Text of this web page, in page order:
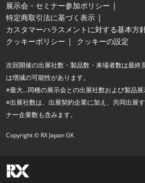
展示会・セミナー参加ポリシー
特定商取引法に基づく表示
カスタマーハラスメントに対する基本方
クッキーポリシー
クッキーの設定
次回開催の出展社数・製品数・来場者数は最終
は増減の可能性があります。
※最大…同種の展示会との出展社数および製品展
※出展社数は、出展契約企業に加え、共同出展
ナー企業数も含みます。
Copyright © RX Japan GK